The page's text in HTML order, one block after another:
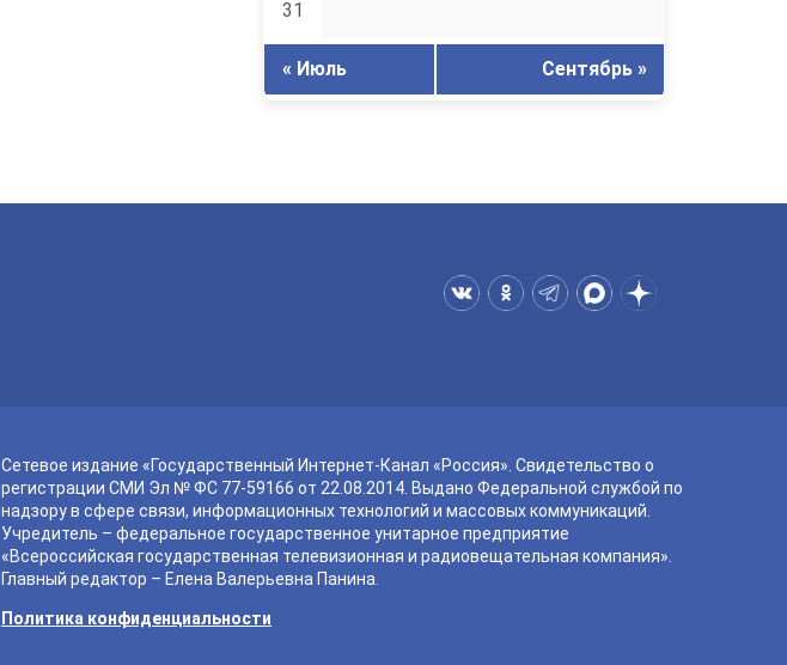
31
« Июль Сентябрь »
Сетевое издание «Государственный Интернет-Канал «Россия». Свидетельство о
регистрации СМИ Эл № ФС 77-59166 от 22.08.2014. Выдано Федеральной службой по
надзору в сфере связи, информационных технологий и массовых коммуникаций.
Учредитель – федеральное государственное унитарное предприятие
«Всероссийская государственная телевизионная и радиовещательная компания».
Главный редактор – Елена Валерьевна Панина.
Политика конфиденциальности